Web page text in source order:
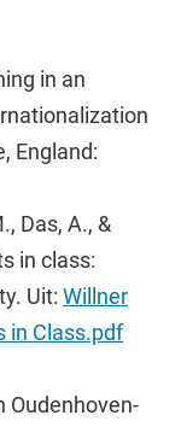
in an
England:
Das, A., &
in class:
Uit: Willner
in Class.pdf
Oudenhoven-